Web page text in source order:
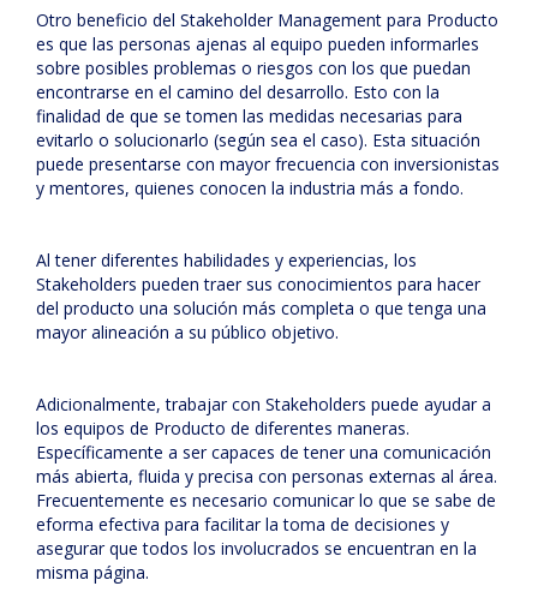
Otro beneficio del Stakeholder Management para Producto
es que las personas ajenas al equipo pueden informarles
sobre posibles problemas o riesgos con los que puedan
encontrarse en el camino del desarrollo. Esto con la
finalidad de que se tomen las medidas necesarias para
evitarlo o solucionarlo (según sea el caso). Esta situación
puede presentarse con mayor frecuencia con inversionistas
y mentores, quienes conocen la industria más a fondo.
Al tener diferentes habilidades y experiencias, los
Stakeholders pueden traer sus conocimientos para hacer
del producto una solución más completa o que tenga una
mayor alineación a su público objetivo.
Adicionalmente, trabajar con Stakeholders puede ayudar a
los equipos de Producto de diferentes maneras.
Específicamente a ser capaces de tener una comunicación
más abierta, fluida y precisa con personas externas al área.
Frecuentemente es necesario comunicar lo que se sabe de
eforma efectiva para facilitar la toma de decisiones y
asegurar que todos los involucrados se encuentran en la
misma página.